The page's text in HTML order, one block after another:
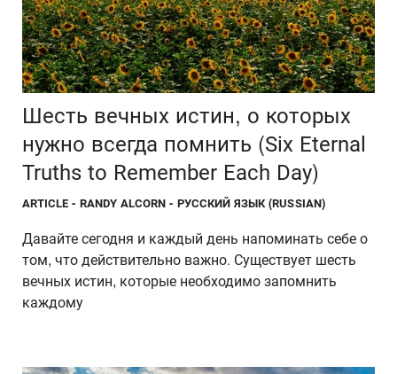
Шесть вечных истин, о которых
нужно всегда помнить (Six Eternal
Truths to Remember Each Day)
ARTICLE - RANDY ALCORN - РУССКИЙ ЯЗЫК (RUSSIAN)
Давайте сегодня и каждый день напоминать себе о
том, что действительно важно. Существует шесть
вечных истин, которые необходимо запомнить
каждому